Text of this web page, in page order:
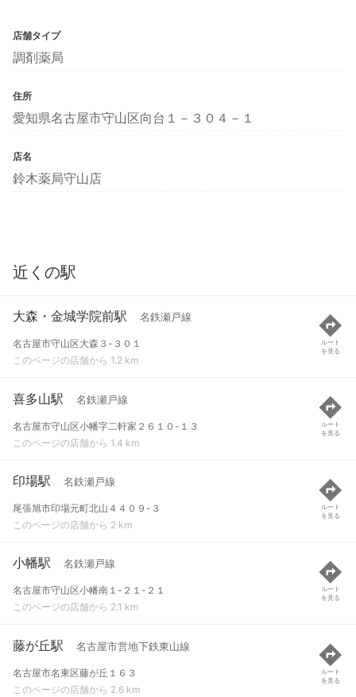
店舗タイプ
調剤薬局
住所
愛知県名古屋市守山区向台１－３０４－１
店名
鈴木薬局守山店
近くの駅
大森・金城学院前駅 名鉄瀬戸線
名古屋市守山区大森３-３０１
このページの店舗から 1.2 km
ルート
を見る
喜多山駅 名鉄瀬戸線
名古屋市守山区小幡字二軒家２６１０-１３
このページの店舗から 1.4 km
ルート
を見る
印場駅 名鉄瀬戸線
尾張旭市印場元町北山４４０９-３
このページの店舗から 2 km
ルート
を見る
小幡駅 名鉄瀬戸線
名古屋市守山区小幡南１-２１-２１
このページの店舗から 2.1 km
ルート
を見る
藤が丘駅 名古屋市営地下鉄東山線
名古屋市名東区藤が丘１６３
このページの店舗から 2.6 km
ルート
を見る